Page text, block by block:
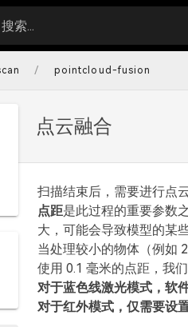
搜索...
/ pointcloud-fusion
点云融合
扫描结束后，需要进行点
点距是此过程的重要参数
大，可能会导致模型的某
当处理较小的物体（例如
使用 0.1 毫米的点距，我
对于蓝色线激光模式，软
对于红外模式，仅需要设